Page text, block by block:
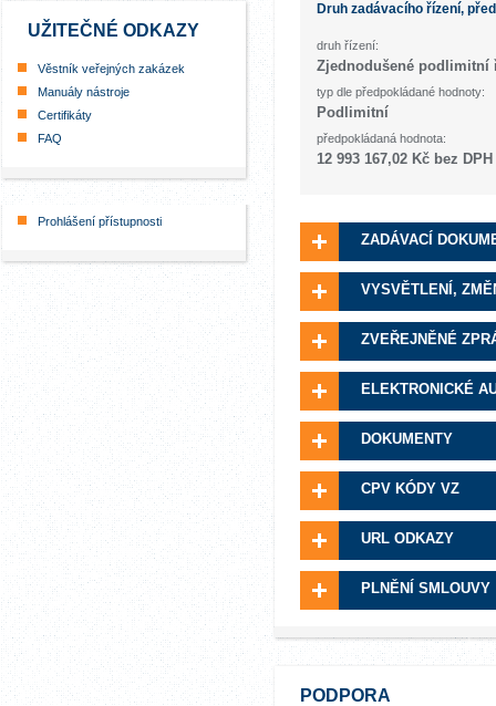
UŽITEČNÉ ODKAZY
Věstník veřejných zakázek
Manuály nástroje
Certifikáty
FAQ
Prohlášení přístupnosti
Druh zadávacího řízení,
druh řízení:
Zjednodušené podlimitní
typ dle předpokládané hodnoty:
Podlimitní
předpokládaná hodnota:
12 993 167,02 Kč bez DPH
ZADÁVACÍ
VYSVĚTLENÍ,
ZVEŘEJNĚNÉ
ELEKTRONICKÉ
DOKUMENTY
CPV KÓDY VZ
URL ODKAZY
PLNĚNÍ SMLOUVY
PODPORA